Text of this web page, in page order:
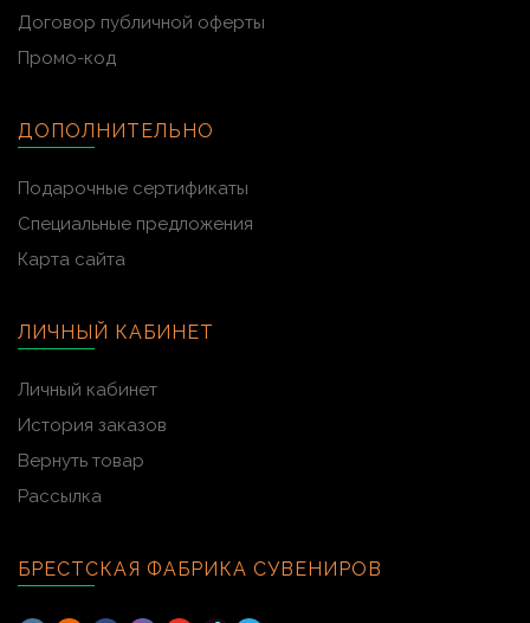
Договор публичной оферты
Промо-код
ДОПОЛНИТЕЛЬНО
Подарочные сертификаты
Специальные предложения
Карта сайта
ЛИЧНЫЙ КАБИНЕТ
Личный кабинет
История заказов
Вернуть товар
Рассылка
БРЕСТСКАЯ ФАБРИКА СУВЕНИРОВ